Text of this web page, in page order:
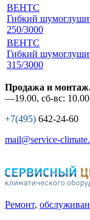
ВЕНТС
Гибкий
250/3000
ВЕНТС
Гибкий
315/3000
Продажа и
—19.00, сб-вс:
+7(495) 642-24-60
mail@service-
Ремонт,